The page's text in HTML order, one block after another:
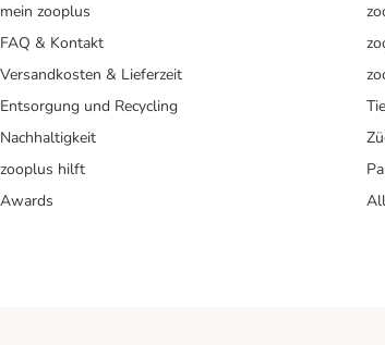
mein zooplus
FAQ & Kontakt
Versandkosten & Lieferzeit
Entsorgung und Recycling
Nachhaltigkeit
zooplus hilft
Awards